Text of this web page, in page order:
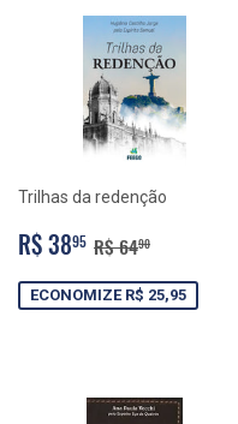
Trilhas da redenção
PREÇO
PROMOCIONAL
R$ 3895 R$
38,95
PREÇO NORMAL
R$ 6490
ECONOMIZE R$ 25,95